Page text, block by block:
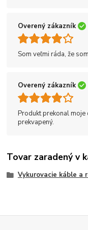
Overený zákazník
Som veľmi ráda, že
Overený zákazník
Produkt prekonal moje
prekvapený.
Tovar zaradený v
Vykurovacie káble a